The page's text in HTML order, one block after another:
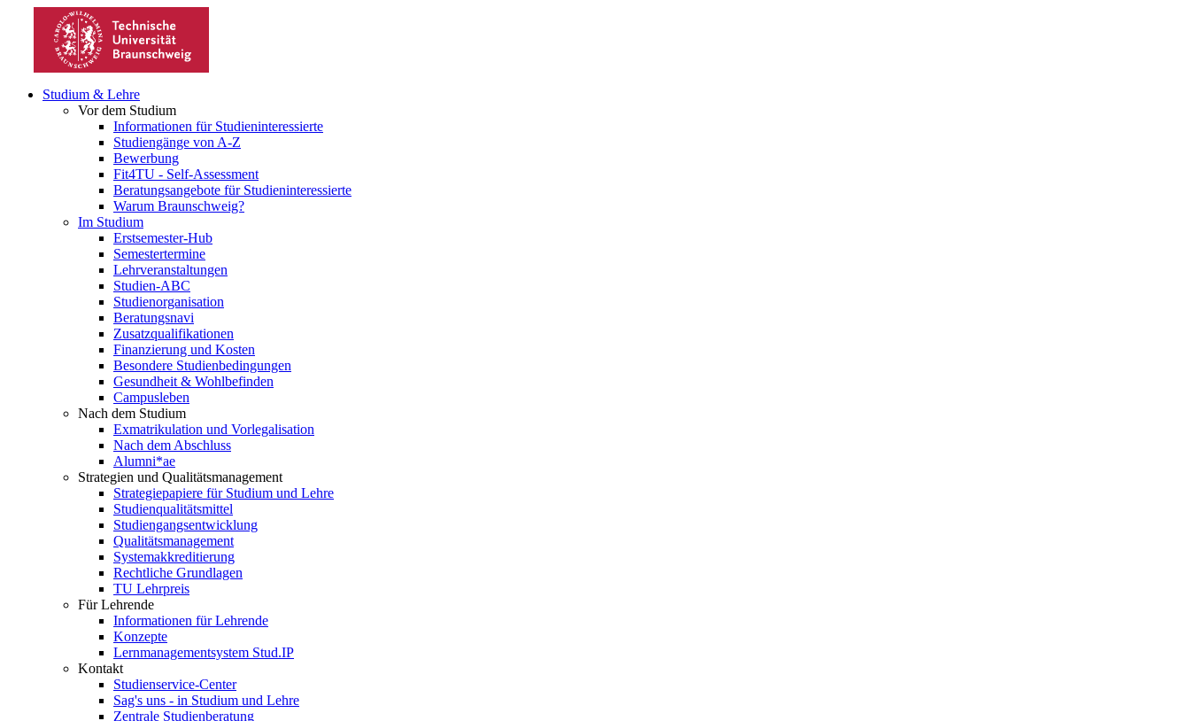
Studium & Lehre
Vor dem Studium
Informationen für Studieninteressierte
Studiengänge von A-Z
Bewerbung
Fit4TU - Self-Assessment
Beratungsangebote für Studieninteressierte
Warum Braunschweig?
Im Studium
Erstsemester-Hub
Semestertermine
Lehrveranstaltungen
Studien-ABC
Studienorganisation
Beratungsnavi
Zusatzqualifikationen
Finanzierung und Kosten
Besondere Studienbedingungen
Gesundheit & Wohlbefinden
Campusleben
Nach dem Studium
Exmatrikulation und Vorlegalisation
Nach dem Abschluss
Alumni*ae
Strategien und Qualitätsmanagement
Strategiepapiere für Studium und Lehre
Studienqualitätsmittel
Studiengangsentwicklung
Qualitätsmanagement
Systemakkreditierung
Rechtliche Grundlagen
TU Lehrpreis
Für Lehrende
Informationen für Lehrende
Konzepte
Lernmanagementsystem Stud.IP
Kontakt
Studienservice-Center
Sag's uns - in Studium und Lehre
Zentrale Studienberatung